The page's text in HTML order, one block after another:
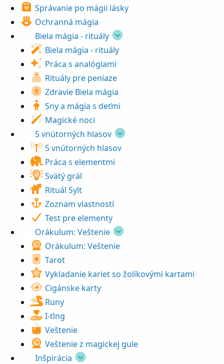
Správanie po mágii lásky
Ochranná mágia
Biela mágia - rituály
Biela mágia - rituály
Práca s analógiami
Rituály pre peniaze
Zdravie Biela mágia
Sny a mágia s deťmi
Magické noci
5 vnútorných hlasov
5 vnútorných hlasov
Práca s elementmi
Svätý grál
Rituál Sylt
Zoznam vlastností
Test pre elementy
Orákulum: Veštenie
Orákulum: Veštenie
Tarot
Vykladanie kariet so žolíkovými kartami
Cigánske karty
Runy
I-ťing
Veštenie
Veštenie z magickej gule
Inšpirácia